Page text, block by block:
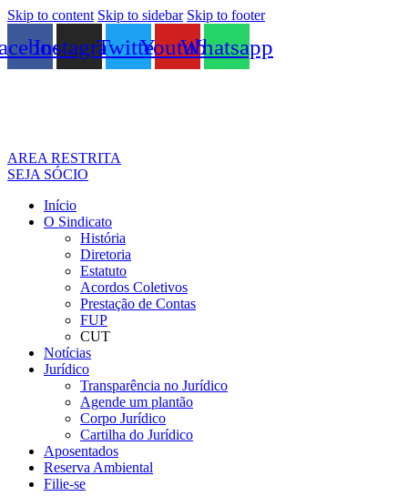
Skip to content Skip to sidebar Skip to footer
InstagramTwitterYoutubeWhatsapp
AREA RESTRITA
SEJA SÓCIO
Início
O Sindicato
História
Diretoria
Estatuto
Acordos Coletivos
Prestação de Contas
FUP
CUT
Notícias
Jurídico
Transparência no Jurídico
Agende um plantão
Corpo Jurídico
Cartilha do Jurídico
Aposentados
Reserva Ambiental
Filie-se